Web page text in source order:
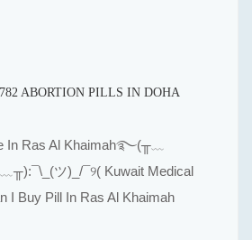
ABORTION PILLS IN DOHA
In Ras Al Khaimah࿐(╥﹏
ツ)_/¯୨( Kuwait Medical
I Buy Pill In Ras Al Khaimah